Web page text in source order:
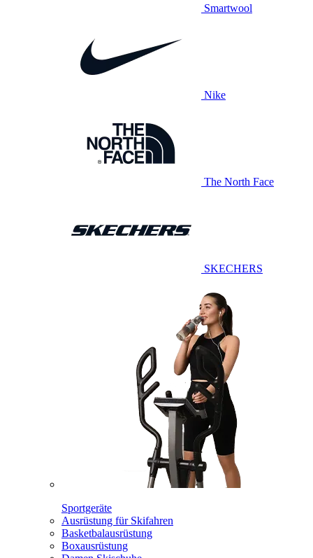
Smartwool
Nike
The North Face
SKECHERS
Sportgeräte
Ausrüstung für Skifahren
Basketbalausrüstung
Boxausrüstung